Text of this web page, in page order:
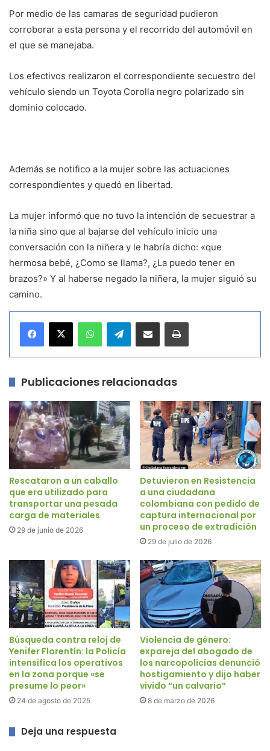
Por medio de las camaras de seguridad pudieron
corroborar a esta persona y el recorrido del automóvil en
el que se manejaba.
Los efectivos realizaron el correspondiente secuestro del
vehículo siendo un Toyota Corolla negro polarizado sin
dominio colocado.
Además se notifico a la mujer sobre las actuaciones
correspondientes y quedó en libertad.
La mujer informó que no tuvo la intención de secuestrar a
la niña sino que al bajarse del vehículo inicio una
conversación con la niñera y le habría dicho: «que
hermosa bebé, ¿Como se llama?, ¿La puedo tener en
brazos?» Y al haberse negado la niñera, la mujer siguió su
camino.
Telegram
Publicaciones relacionadas
Rescataron a un caballo
que era utilizado para
transportar una pesada
carga de materiales
29 de junio de 2026
Detuvieron en Resistencia
a una ciudadana
colombiana con pedido de
captura internacional por
un proceso de extradición
29 de julio de 2026
Búsqueda contra reloj de
Yenifer Florentín: la Policía
intensifica los operativos
en la zona porque «se
presume lo peor»
24 de agosto de 2025
Violencia de género:
expareja del abogado de
los narcopolicías denunció
hostigamiento y dijo haber
vivido “un calvario”
8 de marzo de 2026
Deja una respuesta